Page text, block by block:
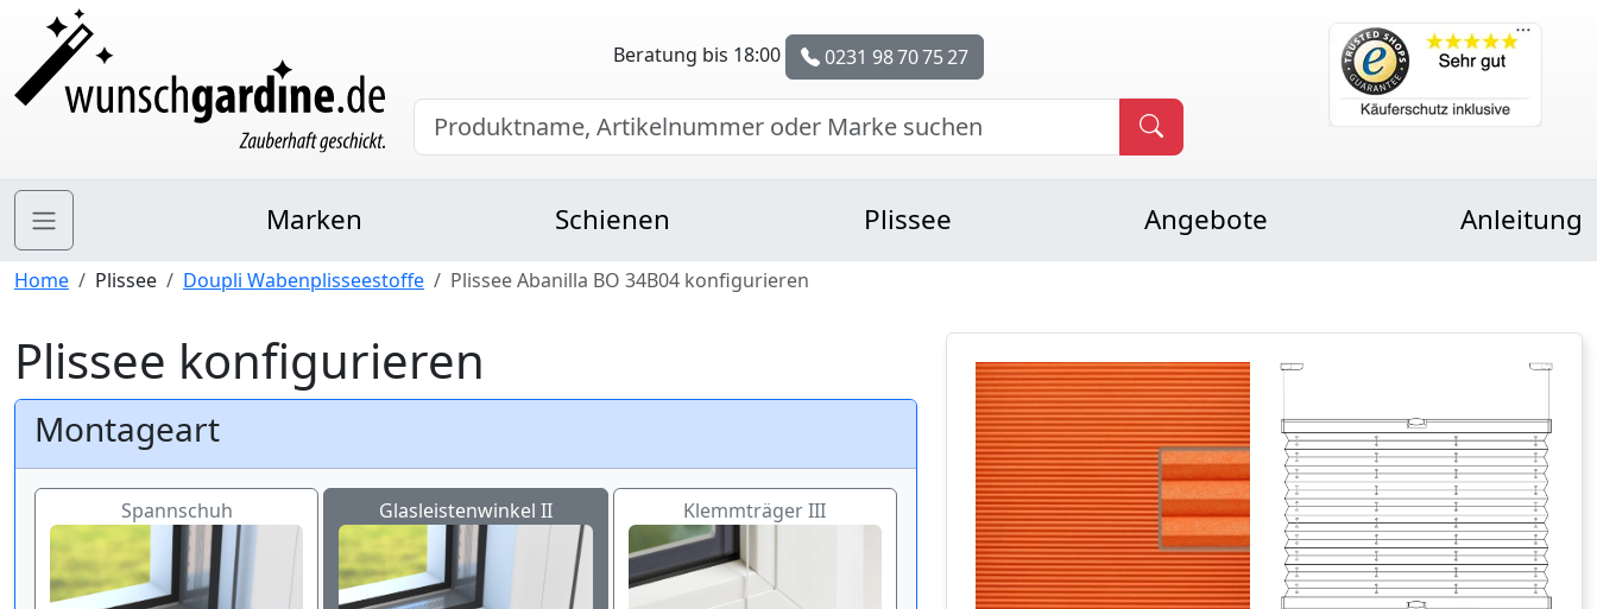
Beratung bis 18:00 0231 98 70 75 27
Marken Schienen Plissee Angebote Anleitung
Home Plissee Doupli Wabenplisseestoffe Plissee Abanilla BO 34B04 konfigurieren
Plissee konfigurieren
Montageart
Spannschuh Glasleistenwinkel II Klemmträger III